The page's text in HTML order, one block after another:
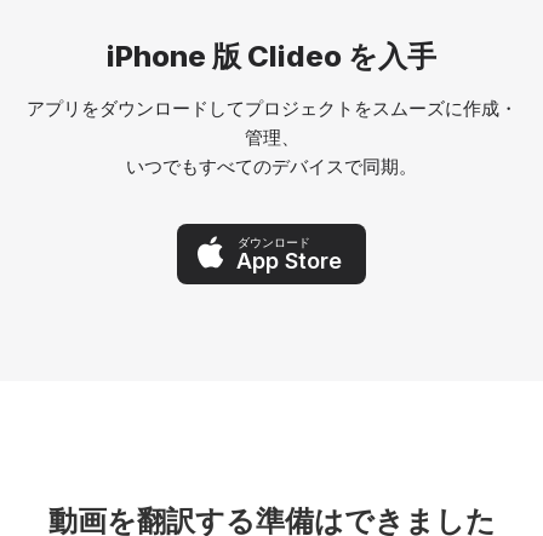
iPhone 版 Clideo を入手
アプリをダウンロードしてプロジェクトをスムーズに作成・
管理、
いつでもすべてのデバイスで同期。
ダウンロード
App Store
動画を翻訳する準備はできました